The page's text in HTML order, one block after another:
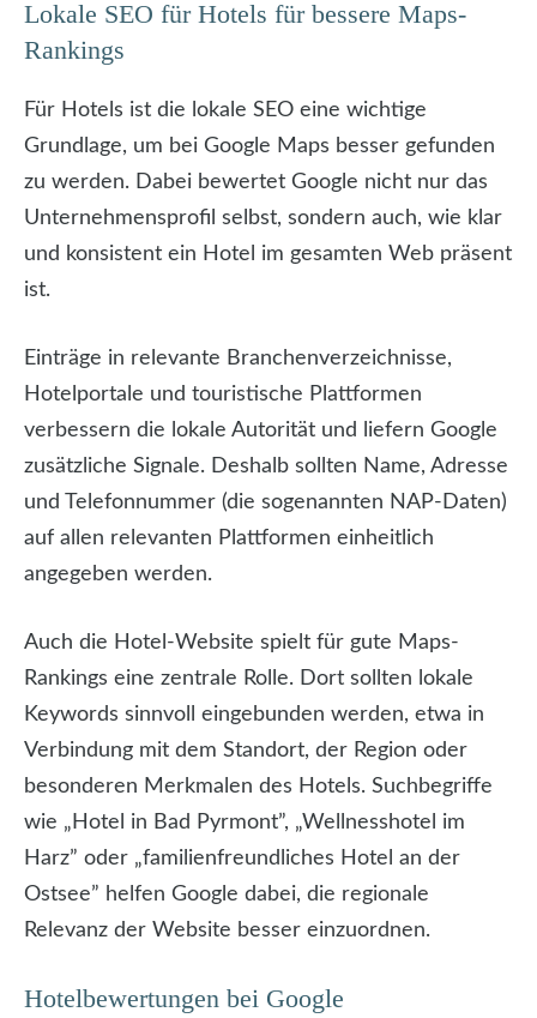
Lokale SEO für Hotels für bessere Maps-
Rankings
Für Hotels ist die lokale SEO eine wichtige
Grundlage, um bei Google Maps besser gefunden
zu werden. Dabei bewertet Google nicht nur das
Unternehmensprofil selbst, sondern auch, wie klar
und konsistent ein Hotel im gesamten Web präsent
ist.
Einträge in relevante Branchenverzeichnisse,
Hotelportale und touristische Plattformen
verbessern die lokale Autorität und liefern Google
zusätzliche Signale. Deshalb sollten Name, Adresse
und Telefonnummer (die sogenannten NAP-Daten)
auf allen relevanten Plattformen einheitlich
angegeben werden.
Auch die Hotel-Website spielt für gute Maps-
Rankings eine zentrale Rolle. Dort sollten lokale
Keywords sinnvoll eingebunden werden, etwa in
Verbindung mit dem Standort, der Region oder
besonderen Merkmalen des Hotels. Suchbegriffe
wie „Hotel in Bad Pyrmont”, „Wellnesshotel im
Harz” oder „familienfreundliches Hotel an der
Ostsee” helfen Google dabei, die regionale
Relevanz der Website besser einzuordnen.
Hotelbewertungen bei Google